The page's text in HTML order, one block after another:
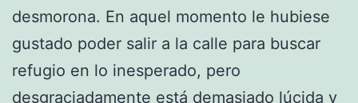
desmorona. En aquel momento le hubiese
gustado poder salir a la calle para buscar
refugio en lo inesperado, pero
desgraciadamente está demasiado lúcida y